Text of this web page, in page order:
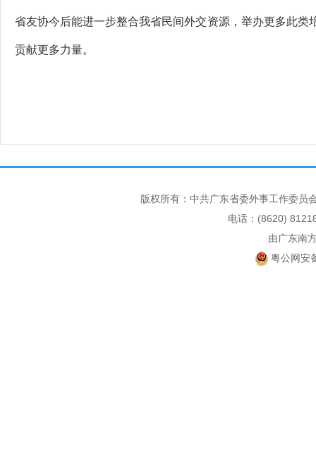
省友协今后能进一步整合我省民间外交资源，举办更多此
贡献更多力量。
版权所有：中共广东省委外事工作委
电话：(8620)
由广东南
粤公网安